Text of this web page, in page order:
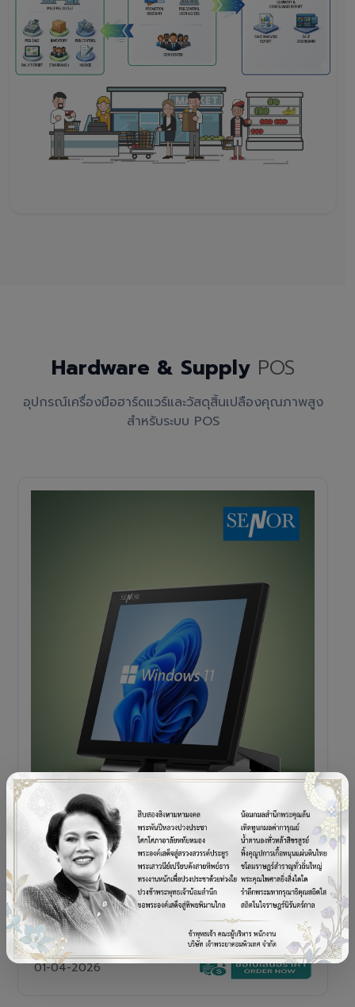
Hardware & Supply POS
อุปกรณ์เครื่องมือฮาร์ดแวร์และวัสดุสิ้นเปลืองคุณภาพสูง
สำหรับระบบ POS
POS TERMINAL
SENOR V+5s
เครื่อง POS All-in-One Touch Screen ดีไซน์พรีเมียม
01-04-2026